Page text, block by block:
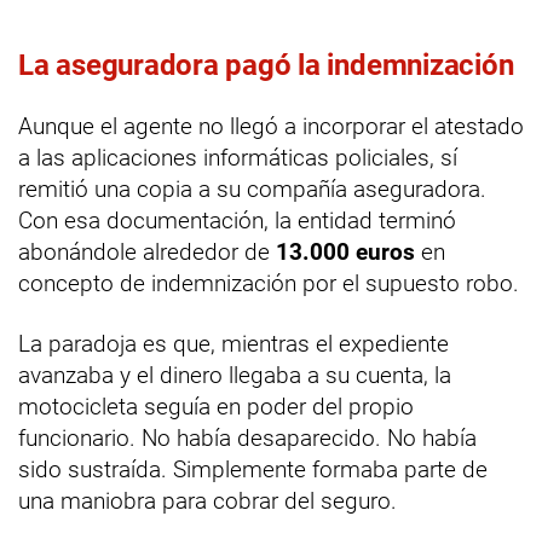
La aseguradora pagó la indemnización
Aunque el agente no llegó a incorporar el atestado
a las aplicaciones informáticas policiales, sí
remitió una copia a su compañía aseguradora.
Con esa documentación, la entidad terminó
abonándole alrededor de 13.000 euros en
concepto de indemnización por el supuesto robo.
La paradoja es que, mientras el expediente
avanzaba y el dinero llegaba a su cuenta, la
motocicleta seguía en poder del propio
funcionario. No había desaparecido. No había
sido sustraída. Simplemente formaba parte de
una maniobra para cobrar del seguro.